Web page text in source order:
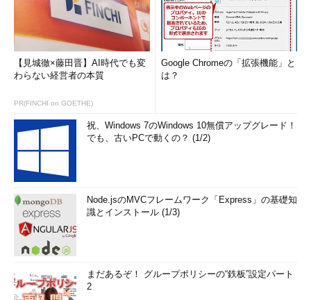
【見城徹×藤田晋】AI時代でも変
わらない経営者の本質
PR(FINCHI on GOETHE)
Google Chromeの「拡張機能」と
は？
祝、Windows 7のWindows 10無償アップグレード！
でも、古いPCで動くの？ (1/2)
Node.jsのMVCフレームワーク「Express」の基礎知
識とインストール (1/3)
まだあるぞ！ グループポリシーの“鉄板”設定パート
2